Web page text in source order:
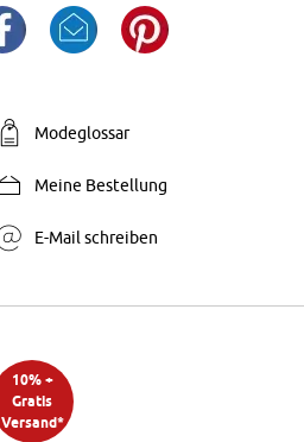
Modeglossar
Meine Bestellung
E-Mail schreiben
10% +
Gratis
Versand*